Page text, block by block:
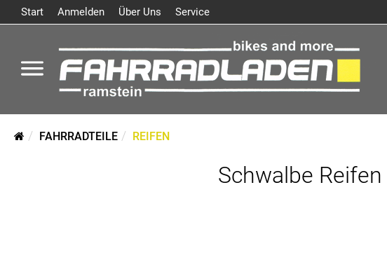
Start Anmelden Über Uns Service
FAHRRADTEILE REIFEN
Schwalbe